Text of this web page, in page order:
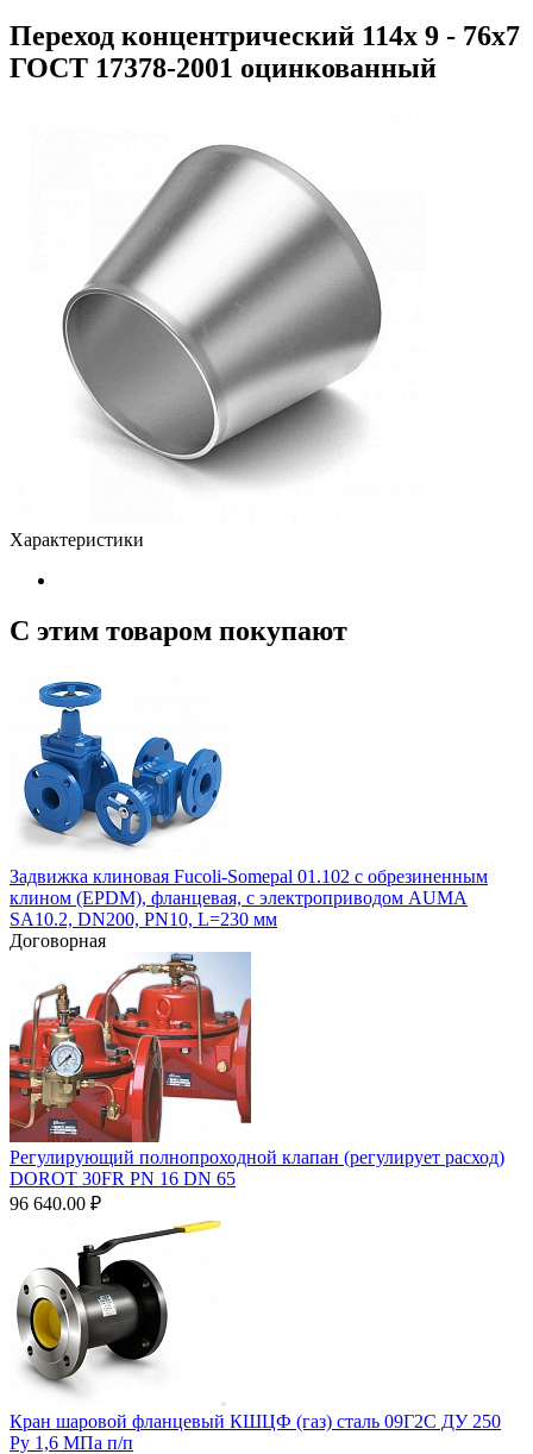
Переход концентрический 114х 9 - 76х7
ГОСТ 17378-2001 оцинкованный
Характеристики
С этим товаром покупают
Задвижка клиновая Fucoli-Somepal 01.102 с обрезиненным
клином (EPDM), фланцевая, с электроприводом AUMA
SA10.2, DN200, PN10, L=230 мм
Договорная
Регулирующий полнопроходной клапан (регулирует расход)
DOROT 30FR PN 16 DN 65
96 640.00 ₽
Кран шаровой фланцевый КШЦФ (газ) сталь 09Г2С ДУ 250
Ру 1,6 МПа п/п